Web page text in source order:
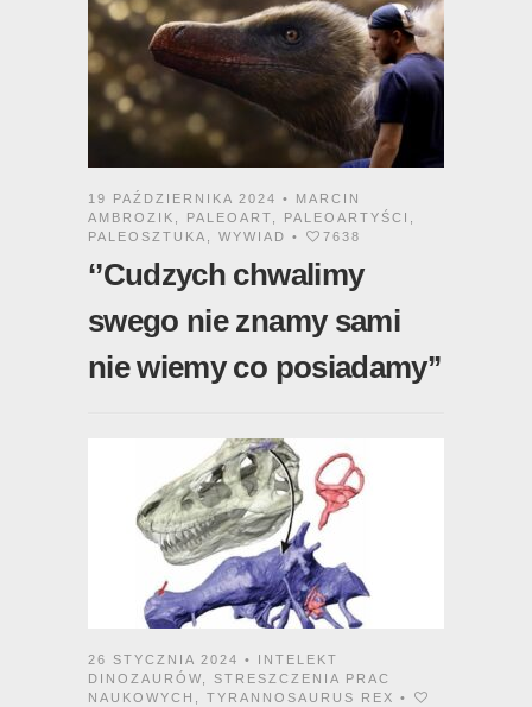
19 PAŹDZIERNIKA 2024 • MARCIN
AMBROZIK
PALEOART PALEOARTYŚCI
PALEOSZTUKA
WYWIAD • 7638
‘’Cudzych chwalimy
swego nie znamy sami
nie wiemy co posiadamy’’
26 STYCZNIA 2024 • INTELEKT
DINOZAURÓW
STRESZCZENIA PRAC
NAUKOWYCH
TYRANNOSAURUS REX •